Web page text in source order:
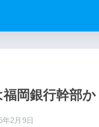
岡銀行幹部
年2月9日